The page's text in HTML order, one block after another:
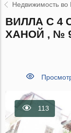
Недвижимость во
ВИЛЛА С 4
ХАНОЙ , №
113